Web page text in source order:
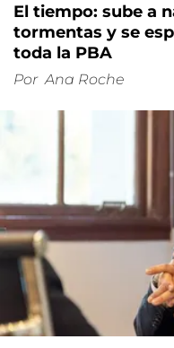
El tiempo: sube a
tormentas y se
toda la PBA
Por Ana Roche